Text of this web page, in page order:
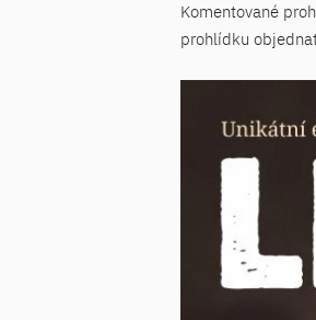
Komentované
prohlídku